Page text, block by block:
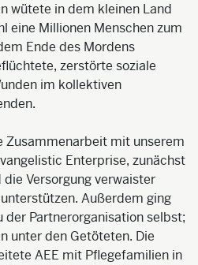
wütete in dem kleinen Land
eine Millionen Menschen zum
Ende des Mordens
zerstörte soziale
im kollektiven
Zusammenarbeit mit unserem
Enterprise, zunächst
Versorgung verwaister
Außerdem ging
der Partnerorganisation selbst;
unter den Getöteten. Die
AEE mit Pflegefamilien in